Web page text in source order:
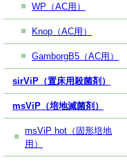
WP（AC用）
Knop（AC用）
GamborgB5（AC用）
sirViP（置床用殺菌剤）
msViP（培地滅菌剤）
msViP hot（固形培地
用）